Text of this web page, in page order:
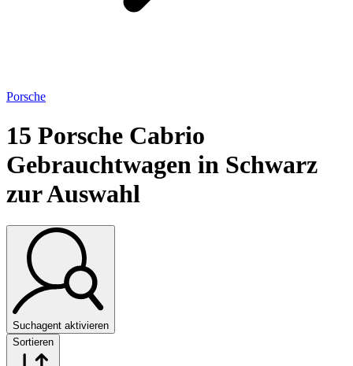
Porsche
15 Porsche Cabrio
Gebrauchtwagen in Schwarz
zur Auswahl
Suchagent aktivieren
Sortieren